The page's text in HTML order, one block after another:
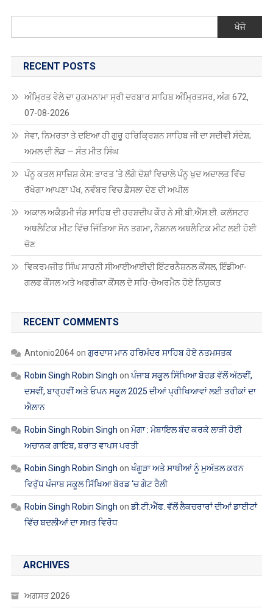
ਖੋਜੋ
RECENT POSTS
ਅੰਮ੍ਰਿਤ ਵੇਲੇ ਦਾ ਹੁਕਮਨਾਮਾ ਸ੍ਰੀ ਦਰਬਾਰ ਸਾਹਿਬ ਅੰਮ੍ਰਿਤਸਰ, ਅੰਗ 672,
07-08-2026
ਸੇਵਾ, ਨਿਮਰਤਾ ਤੇ ਦਇਆ ਹੀ ਗੁਰੂ ਹਰਿਕ੍ਰਿਸ਼ਨ ਸਾਹਿਬ ਜੀ ਦਾ ਸਦੀਵੀ ਸੰਦੇਸ਼;
ਅਮਲ ਦੀ ਲੋੜ — ਸੰਤ ਮੀਤ ਸਿੰਘ
ਪੰਨੂ ਕਤਲ ਸਾਜ਼ਿਸ਼ ਕੇਸ: ਭਾਰਤ ‘ਤੇ ਲੱਗੇ ਦੋਸ਼ਾਂ ਵਿਚਾਲੇ ਪੰਨੂ ਖੁਦ ਅਦਾਲਤ ਵਿੱਚ
ਰੱਖੇਗਾ ਆਪਣਾ ਪੱਖ, ਨਵੰਬਰ ਵਿਚ ਫ਼ੈਸਲਾ ਦੇਣ ਦੀ ਅਪੀਲ
ਅਕਾਲ ਅਕੈਡਮੀ ਜੰਡ ਸਾਹਿਬ ਦੀ ਹਰਸ਼ਦੀਪ ਕੌਰ ਨੇ ਸੀ.ਬੀ.ਐੱਸ.ਈ. ਕਲੱਸਟਰ
ਅਥਲੈਟਿਕ ਮੀਟ ਵਿੱਚ ਜਿੱਤਿਆ ਸੋਨ ਤਗਮਾ, ਨੈਸ਼ਨਲ ਅਥਲੈਟਿਕ ਮੀਟ ਲਈ ਹੋਈ
ਚੋਣ
ਵਿਕਰਮਜੀਤ ਸਿੰਘ ਸਾਹਨੀ ਸੀਆਈਆਈਦੀ ਇੰਟਰਨੈਸ਼ਨਲ ਕੌਂਸਲ, ਇੰਡੀਆ-
ਗਲਫ ਕੌਂਸਲ ਅਤੇ ਅਫਰੀਕਾ ਕੌਂਸਲ ਦੇ ਸਹਿ-ਚੇਅਰਮੈਨ ਹੋਏ ਨਿਯੁਕਤ
RECENT COMMENTS
Antonio2064on ਗੁਰਦਾਸ ਮਾਨ ਹਰਿਮੰਦਰ ਸਾਹਿਬ ਹੋਏ ਨਤਮਸਤਕ
Robin Singh Robin Singh onਪੰਜਾਬ ਸਕੂਲ ਸਿੱਖਿਆ ਬੋਰਡ ਵੱਲੋਂ ਅੱਠਵੀਂ,
ਦਸਵੀਂ, ਬਾਰ੍ਹਵੀਂ ਅਤੇ ਓਪਨ ਸਕੂਲ 2025 ਦੀਆਂ ਪ੍ਰੀਖਿਆਵਾਂ ਲਈ ਤਰੀਕਾਂ ਦਾ
ਐਲਾਨ
Robin Singh Robin Singh on ਮੋਗਾ : ਮੋਬਾਇਲ ਬੰਦ ਕਰਕੇ ਲਾੜੀ ਹੋਈ
ਅਚਾਨਕ ਗਾਇਬ, ਬਰਾਤ ਵਾਪਸ ਪਰਤੀ
Robin Singh Robin Singh onਖੰਗੂੜਾ ਅਤੇ ਸਾਥੀਆਂ ਨੂੰ ਮੁਅੱਤਲ ਕਰਨ
ਵਿਰੁੱਧ ਪੰਜਾਬ ਸਕੂਲ ਸਿੱਖਿਆ ਬੋਰਡ ‘ਚ ਗੇਟ ਰੈਲੀ
Robin Singh Robin Singh onਡੀ.ਟੀ.ਐੱਫ. ਵੱਲੋਂ ਲੈਕਚਰਾਰਾਂ ਦੀਆਂ ਡਾਈਟਾਂ
ਵਿੱਚ ਬਦਲੀਆਂ ਦਾ ਸਖ਼ਤ ਵਿਰੋਧ
ARCHIVES
ਅਗਸਤ 2026